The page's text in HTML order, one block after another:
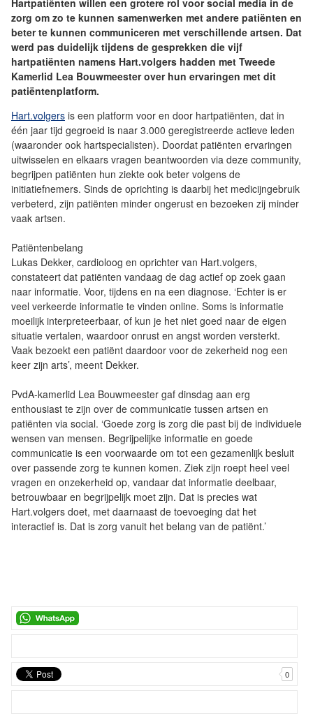
Hartpatiënten willen een grotere rol voor social media in de
zorg om zo te kunnen samenwerken met andere patiënten en
beter te kunnen communiceren met verschillende artsen. Dat
werd pas duidelijk tijdens de gesprekken die vijf
hartpatiënten namens Hart.volgers hadden met Tweede
Kamerlid Lea Bouwmeester over hun ervaringen met dit
patiëntenplatform.
Hart.volgers is een platform voor en door hartpatiënten, dat in
één jaar tijd gegroeid is naar 3.000 geregistreerde actieve leden
(waaronder ook hartspecialisten). Doordat patiënten ervaringen
uitwisselen en elkaars vragen beantwoorden via deze community,
begrijpen patiënten hun ziekte ook beter volgens de
initiatiefnemers. Sinds de oprichting is daarbij het medicijngebruik
verbeterd, zijn patiënten minder ongerust en bezoeken zij minder
vaak artsen.
Patiëntenbelang
Lukas Dekker, cardioloog en oprichter van Hart.volgers,
constateert dat patiënten vandaag de dag actief op zoek gaan
naar informatie. Voor, tijdens en na een diagnose. ‘Echter is er
veel verkeerde informatie te vinden online. Soms is informatie
moeilijk interpreteerbaar, of kun je het niet goed naar de eigen
situatie vertalen, waardoor onrust en angst worden versterkt.
Vaak bezoekt een patiënt daardoor voor de zekerheid nog een
keer zijn arts’, meent Dekker.
PvdA-kamerlid Lea Bouwmeester gaf dinsdag aan erg
enthousiast te zijn over de communicatie tussen artsen en
patiënten via social. ‘Goede zorg is zorg die past bij de individuele
wensen van mensen. Begrijpelijke informatie en goede
communicatie is een voorwaarde om tot een gezamenlijk besluit
over passende zorg te kunnen komen. Ziek zijn roept heel veel
vragen en onzekerheid op, vandaar dat informatie deelbaar,
betrouwbaar en begrijpelijk moet zijn. Dat is precies wat
Hart.volgers doet, met daarnaast de toevoeging dat het
interactief is. Dat is zorg vanuit het belang van de patiënt.’
0